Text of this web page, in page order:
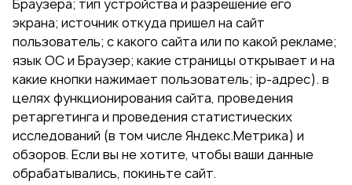
Браузера; тип устройства и разрешение его
экрана; источник откуда пришел на сайт
пользователь; с какого сайта или по какой рекламе;
язык ОС и Браузер; какие страницы открывает и на
какие кнопки нажимает пользователь; ip-адрес). в
целях функционирования сайта, проведения
ретаргетинга и проведения статистических
исследований (в том числе Яндекс.Метрика) и
обзоров. Если вы не хотите, чтобы ваши данные
обрабатывались, покиньте сайт.